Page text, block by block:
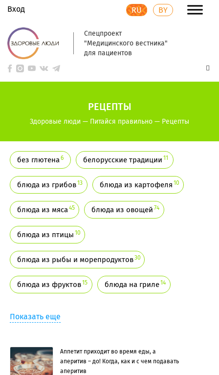
Вход RU BY
Спецпроект
"Медицинского вестника"
для пациентов
РЕЦЕПТЫ
Здоровые люди — Питайся правильно — Рецепты
без глютена6 белорусские традиции 11
блюда из грибов13 блюда из картофеля 10
блюда из мяса45 блюда из овощей 74
блюда из птицы 10
блюда из рыбы и морепродуктов30
блюда из фруктов15 блюда на гриле14
Показать еще
Аппетит приходит во время еды, а
аперитив – до! Когда, как и с чем подавать
аперитив